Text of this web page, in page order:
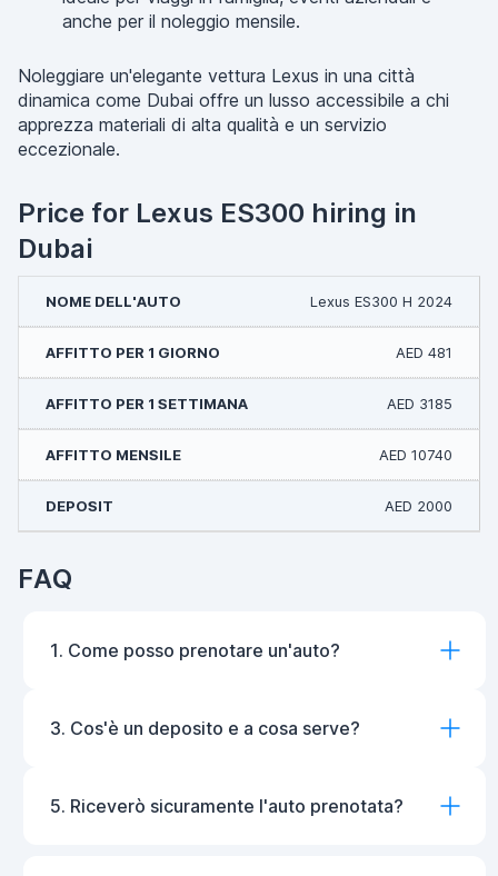
anche per il noleggio mensile.
Noleggiare un'elegante vettura Lexus in una città
dinamica come Dubai offre un lusso accessibile a chi
apprezza materiali di alta qualità e un servizio
eccezionale.
Price for Lexus ES300 hiring in
Dubai
Lexus ES300 H 2024
AED 481
AED 3185
AED 10740
AED 2000
FAQ
1. Come posso prenotare un'auto?
3. Cos'è un deposito e a cosa serve?
5. Riceverò sicuramente l'auto prenotata?